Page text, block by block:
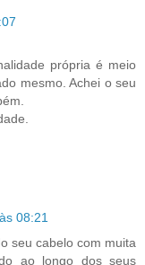
própria é meio
mesmo. Achei o seu
08:21
seu cabelo com muita
ao longo dos seus